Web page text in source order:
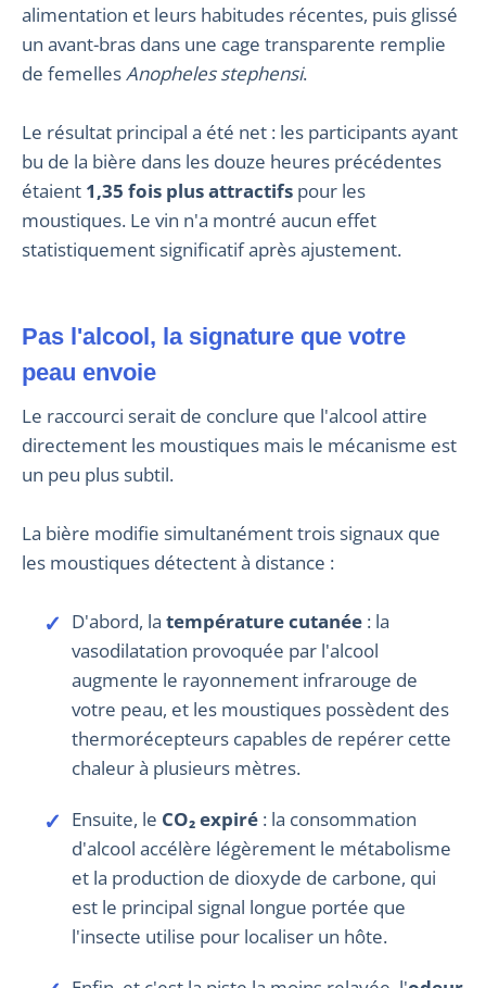
alimentation et leurs habitudes récentes, puis glissé
un avant-bras dans une cage transparente remplie
de femellesAnopheles stephensi.
Le résultat principal a été net : les participants ayant
bu de la bière dans les douze heures précédentes
étaient 1,35 fois plus attractifs pour les
moustiques. Le vin n'a montré aucun effet
statistiquement significatif après ajustement.
Pas l'alcool, la signature que votre
peau envoie
Le raccourci serait de conclure que l'alcool attire
directement les moustiques mais le mécanisme est
un peu plus subtil.
La bière modifie simultanément trois signaux que
les moustiques détectent à distance :
D'abord, la température cutanée: la
vasodilatation provoquée par l'alcool
augmente le rayonnement infrarouge de
votre peau, et les moustiques possèdent des
thermorécepteurs capables de repérer cette
chaleur à plusieurs mètres.
Ensuite, le CO₂ expiré: la consommation
d'alcool accélère légèrement le métabolisme
et la production de dioxyde de carbone, qui
est le principal signal longue portée que
l'insecte utilise pour localiser un hôte.